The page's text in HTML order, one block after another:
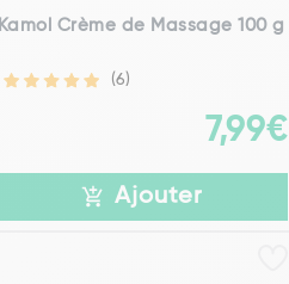
Kamol Crème de Massage 100 g
(6)
7,99€
Ajouter